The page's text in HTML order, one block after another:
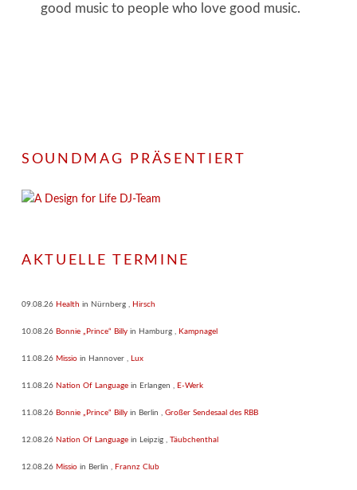
good music to people who love good music.
SOUNDMAG PRÄSENTIERT
AKTUELLE TERMINE
09.08.26 Health in Nürnberg Hirsch
10.08.26 Bonnie „Prince“ Billy in Hamburg Kampnagel
11.08.26 Missio in Hannover Lux
11.08.26 Nation Of Language in Erlangen E-Werk
11.08.26 Bonnie „Prince“ Billy in Berlin Großer Sendesaal des RBB
12.08.26 Nation Of Language in Leipzig Täubchenthal
12.08.26 Missio in Berlin Frannz Club